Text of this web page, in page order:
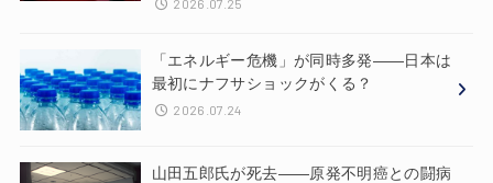
2026.07.25
「エネルギー危機」が同時多発——日本は
最初にナフサショックがくる？
2026.07.24
山田五郎氏が死去——原発不明癌との闘病